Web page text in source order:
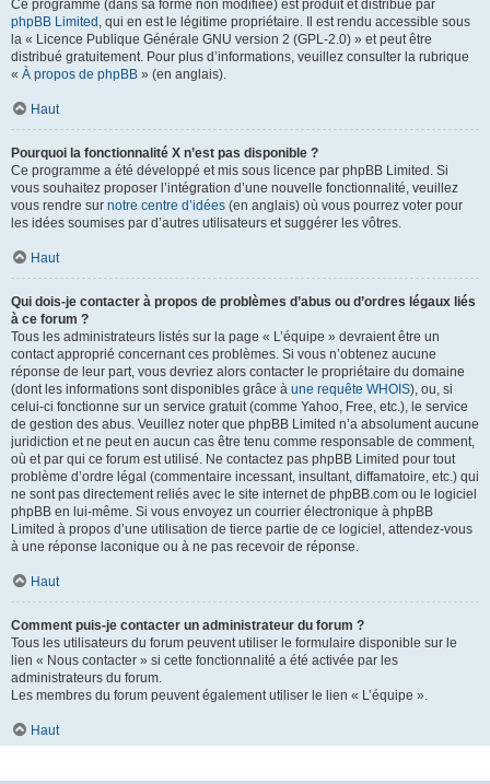
Ce programme (dans sa forme non modifiée) est produit et distribué par
phpBB Limited , qui en est le légitime propriétaire. Il est rendu accessible sous
la « Licence Publique Générale GNU version 2 (GPL-2.0) » et peut être
distribué gratuitement. Pour plus d’informations, veuillez consulter la rubrique
« À propos de phpBB » (en anglais).
Haut
Pourquoi la fonctionnalité X n’est pas disponible ?
Ce programme a été développé et mis sous licence par phpBB Limited. Si
vous souhaitez proposer l’intégration d’une nouvelle fonctionnalité, veuillez
vous rendre sur notre centre d’idées (en anglais) où vous pourrez voter pour
les idées soumises par d’autres utilisateurs et suggérer les vôtres.
Haut
Qui dois-je contacter à propos de problèmes d’abus ou d’ordres légaux liés
à ce forum ?
Tous les administrateurs listés sur la page « L’équipe » devraient être un
contact approprié concernant ces problèmes. Si vous n’obtenez aucune
réponse de leur part, vous devriez alors contacter le propriétaire du domaine
(dont les informations sont disponibles grâce à une requête WHOIS), ou, si
celui-ci fonctionne sur un service gratuit (comme Yahoo, Free, etc.), le service
de gestion des abus. Veuillez noter que phpBB Limited n’a absolument aucune
juridiction et ne peut en aucun cas être tenu comme responsable de comment,
où et par qui ce forum est utilisé. Ne contactez pas phpBB Limited pour tout
problème d’ordre légal (commentaire incessant, insultant, diffamatoire, etc.) qui
ne sont pas directement reliés avec le site internet de phpBB.com ou le logiciel
phpBB en lui-même. Si vous envoyez un courrier électronique à phpBB
Limited à propos d’une utilisation de tierce partie de ce logiciel, attendez-vous
à une réponse laconique ou à ne pas recevoir de réponse.
Haut
Comment puis-je contacter un administrateur du forum ?
Tous les utilisateurs du forum peuvent utiliser le formulaire disponible sur le
lien « Nous contacter » si cette fonctionnalité a été activée par les
administrateurs du forum.
Les membres du forum peuvent également utiliser le lien « L’équipe ».
Haut